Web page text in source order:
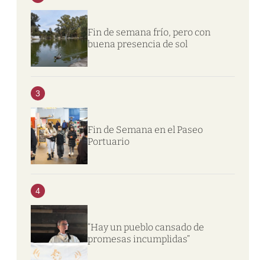
Fin de semana frío, pero con
buena presencia de sol
3
Fin de Semana en el Paseo
Portuario
4
“Hay un pueblo cansado de
promesas incumplidas”